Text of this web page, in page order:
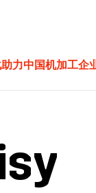
力中国机加工企